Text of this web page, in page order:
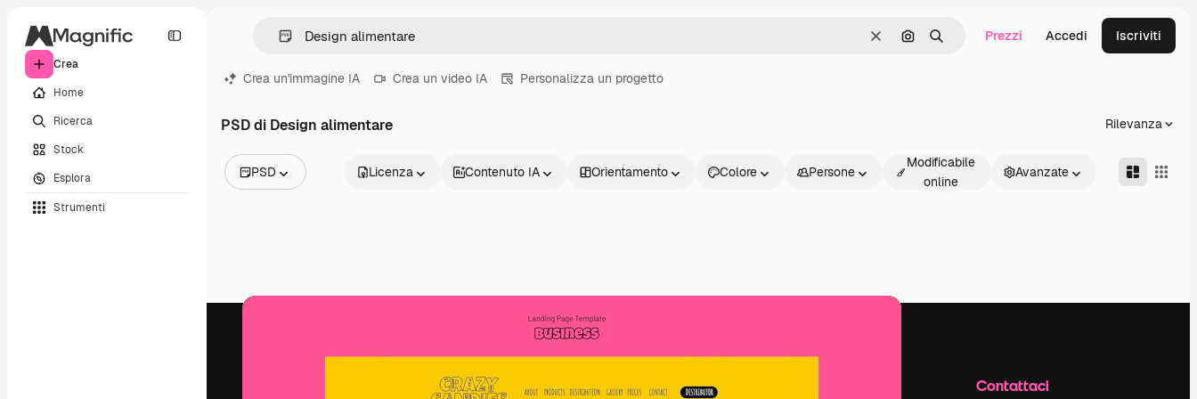
Crea
Home
Ricerca
Stock
Esplora
Strumenti
CancellaCerca per immagine
Ricerca Prezzi Accedi Iscriviti
Crea un'immagine IA Crea un video IA Personalizza un progetto
PSD di Design alimentare Rilevanza
PSD
Video
Licenza Contenuto IA Orientamento Colore Persone
Modificabile
online
Avanzate
Prodotti Inizia Contattaci